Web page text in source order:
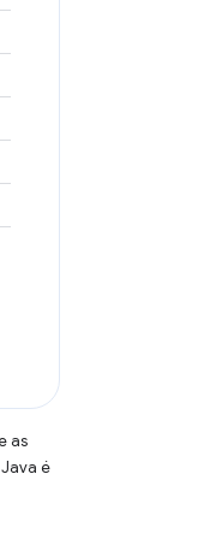
as
Java é